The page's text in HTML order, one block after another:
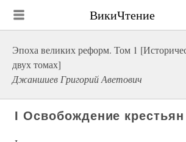
ВикиЧтение
Эпоха великих реформ. Том 1
двух томах]
Джаншиев Григорий Аветович
I Освобождение крестьян